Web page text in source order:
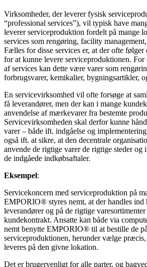
Virksomheder, der leverer fysisk
“professional services”), vil typisk have
leverer serviceproduktion fordelt på mange
services som rengøring, facility
Fælles for disse services er, at der ofte følger
for at kunne levere serviceproduktionen.
af services kan dette være varer som
forbrugsvarer, kemikalier, bygningsartikler,
En servicevirksomhed vil ofte forsøge at
få leverandører, men der kan i mange
anvendelse af mærkevarer fra bestemte
Servicevirksomheden skal derfor kunne
varer – både ift. indgåelse og
også ift. at sikre, at den decentrale
anvende de rigtige varer de rigtige steder og
de indgåede indkøbsaftaler.
Eksempel:
Servicekoncern med serviceproduktion på
EMPORIO® styres nemt, at der handles ind
leverandører og på de rigtige
kundekontrakt. Ansatte kan både via
nemt benytte EMPORIO® til at bestille de
serviceproduktionen, herunder vælge
leveres på den givne lokation.
Det er brugervenligt for alle parter, og